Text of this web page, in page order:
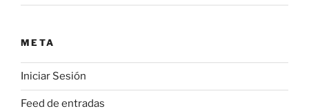
META
Iniciar Sesión
Feed de entradas